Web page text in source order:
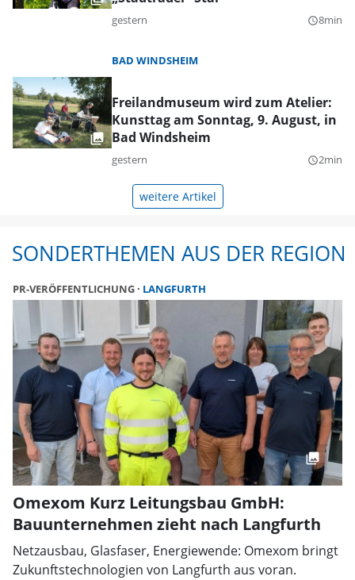
gestern query_builder8min
BAD WINDSHEIM
Freilandmuseum wird zum Atelier:
Kunsttag am Sonntag, 9. August, in
Bad Windsheim
gestern query_builder2min
weitere Artikel
SONDERTHEMEN AUS DER REGION
PR-VERÖFFENTLICHUNG LANGFURTH
Omexom Kurz Leitungsbau GmbH:
Bauunternehmen zieht nach Langfurth
Netzausbau, Glasfaser, Energiewende: Omexom bringt
Zukunftstechnologien von Langfurth aus voran.